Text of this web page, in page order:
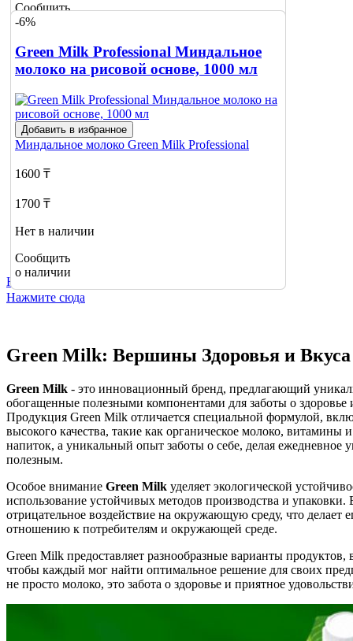
Сообщить
о наличии
-6%
Green Milk Professional Миндальное
молоко на рисовой основе, 1000 мл
Добавить в избранное
Миндальное молоко Green Milk Professional
1600 ₸
1700 ₸
Нет в наличии
Сообщить
о наличии
Не нашли нужный товар?
Нажмите сюда
Green Milk: Вершины Здоровья и Вкуса
Green Milk - это инновационный бренд, предлагающий
обогащенные полезными компонентами для заботы о здоровье
Продукция Green Milk отличается специальной формулой,
высокого качества, такие как органическое молоко, витамины
напиток, а уникальный опыт заботы о себе, делая ежедневное
полезным.
Особое внимание Green Milk уделяет экологической
использование устойчивых методов производства и упаковки.
отрицательное воздействие на окружающую среду, что делает
отношению к потребителям и окружающей среде.
Green Milk предоставляет разнообразные варианты
чтобы каждый мог найти оптимальное решение для своих
не просто молоко, это забота о здоровье и приятное